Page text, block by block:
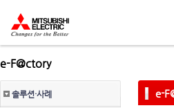
e-F@ctory
솔루션·사례 e-